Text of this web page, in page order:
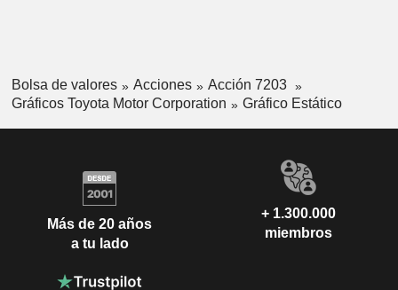
Bolsa de valores Acciones
Acción 7203
Gráficos Toyota Motor Corporation
Gráfico Estático
Más de 20 años
a tu lado
+ 1.300.000
miembros